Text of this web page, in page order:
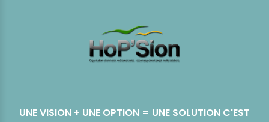
UNE VISION + UNE OPTION = UNE SOLUTION C'EST